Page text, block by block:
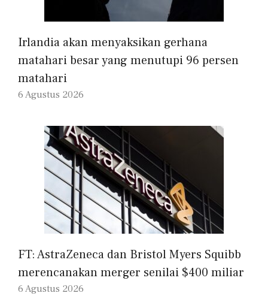
Irlandia akan menyaksikan gerhana
matahari besar yang menutupi 96 persen
matahari
6 Agustus 2026
FT: AstraZeneca dan Bristol Myers Squibb
merencanakan merger senilai $400 miliar
6 Agustus 2026